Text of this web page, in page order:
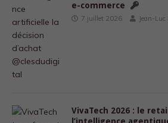
e-commerce
7 juillet 2026 Jean-Luc
VivaTech 2026 : le